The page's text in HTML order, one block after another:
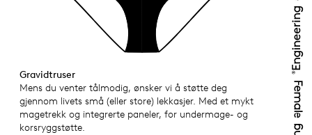
Gravidtruser
Mens du venter tålmodig, ønsker vi å støtte deg
gjennom livets små (eller store) lekkasjer. Med et mykt
magetrekk og integrerte paneler, for undermage- og
korsryggstøtte.